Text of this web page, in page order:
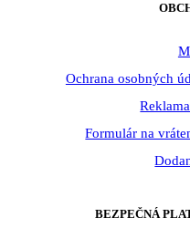
Ochrana osobných
Formulár na
BEZPEČNÁ